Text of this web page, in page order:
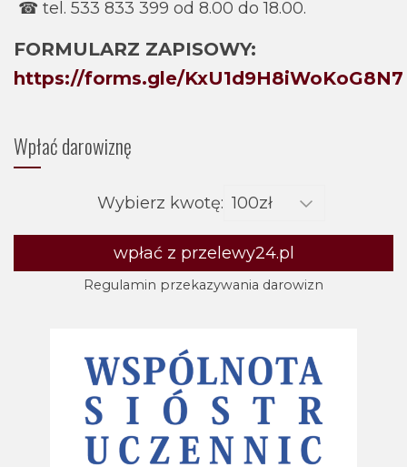
☎ tel. 533 833 399 od 8.00 do 18.00.
FORMULARZ ZAPISOWY:
https://forms.gle/KxU1d9H8iWoKoG8N7
Wpłać darowiznę
Wybierz kwotę:
wpłać z przelewy24.pl
Regulamin przekazywania darowizn